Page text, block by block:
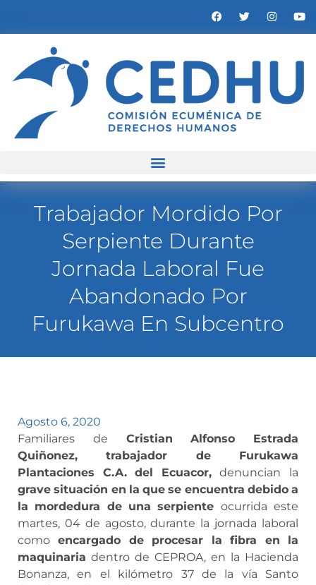
Trabajador Mordido Por
Serpiente Durante
Jornada Laboral Fue
Abandonado Por
Furukawa En Subcentro
Agosto 6, 2020
Familiares de Cristian Alfonso
Estrada
Quiñonez,
trabajador de
Furukawa
Plantaciones
C.A. del Ecuacor,denuncian la
grave situación en la que se encuentra debido a
la mordedura de una serpiente ocurrida este
martes, 04 de agosto, durante la jornada laboral
comoencargado de procesar la fibra en
la
maquinaria dentro de CEPROA, en la Hacienda
Bonanza, en el kilómetro 37 de la vía Santo